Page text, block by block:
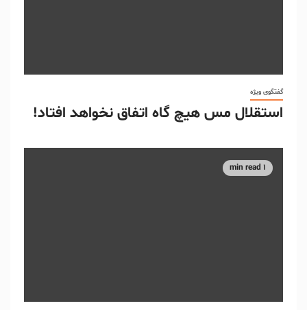
گفتگوی ویژه
استقلال مس هیچ گاه اتفاق نخواهد افتاد!
1 min read